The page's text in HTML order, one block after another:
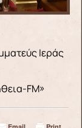
Ιεράς
FM»